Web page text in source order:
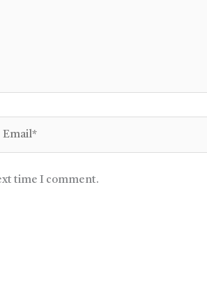
time I comment.